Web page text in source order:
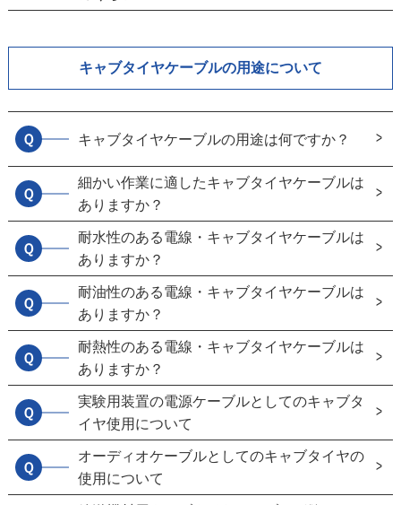
キャブタイヤケーブルの用途について
Ｑ キャブタイヤケーブルの用途は何ですか？
Ｑ
細かい作業に適したキャブタイヤケーブルは
ありますか？
Ｑ
耐水性のある電線・キャブタイヤケーブルは
ありますか？
Ｑ
耐油性のある電線・キャブタイヤケーブルは
ありますか？
Ｑ
耐熱性のある電線・キャブタイヤケーブルは
ありますか？
Ｑ
実験用装置の電源ケーブルとしてのキャブタ
イヤ使用について
Ｑ
オーディオケーブルとしてのキャブタイヤの
使用について